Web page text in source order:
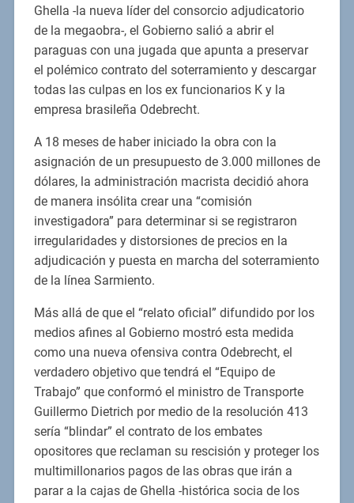
Ghella -la nueva líder del consorcio adjudicatorio
de la megaobra-, el Gobierno salió a abrir el
paraguas con una jugada que apunta a preservar
el polémico contrato del soterramiento y descargar
todas las culpas en los ex funcionarios K y la
empresa brasileña Odebrecht.
A 18 meses de haber iniciado la obra con la
asignación de un presupuesto de 3.000 millones de
dólares, la administración macrista decidió ahora
de manera insólita crear una “comisión
investigadora” para determinar si se registraron
irregularidades y distorsiones de precios en la
adjudicación y puesta en marcha del soterramiento
de la línea Sarmiento.
Más allá de que el “relato oficial” difundido por los
medios afines al Gobierno mostró esta medida
como una nueva ofensiva contra Odebrecht, el
verdadero objetivo que tendrá el “Equipo de
Trabajo” que conformó el ministro de Transporte
Guillermo Dietrich por medio de la resolución 413
sería “blindar” el contrato de los embates
opositores que reclaman su rescisión y proteger los
multimillonarios pagos de las obras que irán a
parar a la cajas de Ghella -histórica socia de los